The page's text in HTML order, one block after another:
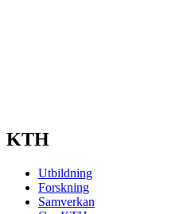
KTH
Utbildning
Forskning
Samverkan